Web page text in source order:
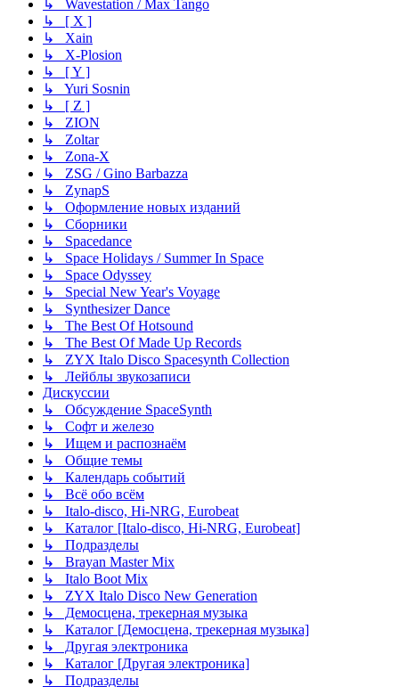
↳ Wavestation / Max Tango
↳ [ X ]
↳ Xain
↳ X-Plosion
↳ [ Y ]
↳ Yuri Sosnin
↳ [ Z ]
↳ ZION
↳ Zoltar
↳ Zona-X
↳ ZSG / Gino Barbazza
↳ ZynapS
↳ Оформление новых изданий
↳ Сборники
↳ Spacedance
↳ Space Holidays / Summer In Space
↳ Space Odyssey
↳ Special New Year's Voyage
↳ Synthesizer Dance
↳ The Best Of Hotsound
↳ The Best Of Made Up Records
↳ ZYX Italo Disco Spacesynth Collection
↳ Лейблы звукозаписи
Дискуссии
↳ Обсуждение SpaceSynth
↳ Софт и железо
↳ Ищем и распознаём
↳ Общие темы
↳ Календарь событий
↳ Всё обо всём
↳ Italo-disco, Hi-NRG, Eurobeat
↳ Каталог [Italo-disco, Hi-NRG, Eurobeat]
↳ Подразделы
↳ Brayan Master Mix
↳ Italo Boot Mix
↳ ZYX Italo Disco New Generation
↳ Демосцена, трекерная музыка
↳ Каталог [Демосцена, трекерная музыка]
↳ Другая электроника
↳ Каталог [Другая электроника]
↳ Подразделы